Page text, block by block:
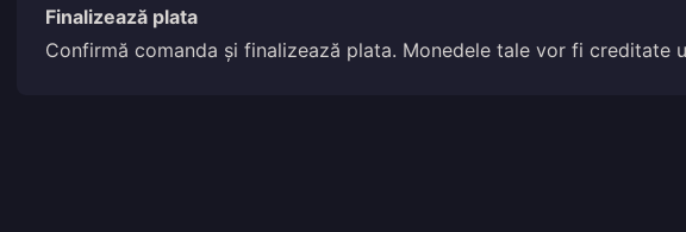
Finalizează plata
Confirmă comanda și finalizează plata. Monedele tale vor fi creditate